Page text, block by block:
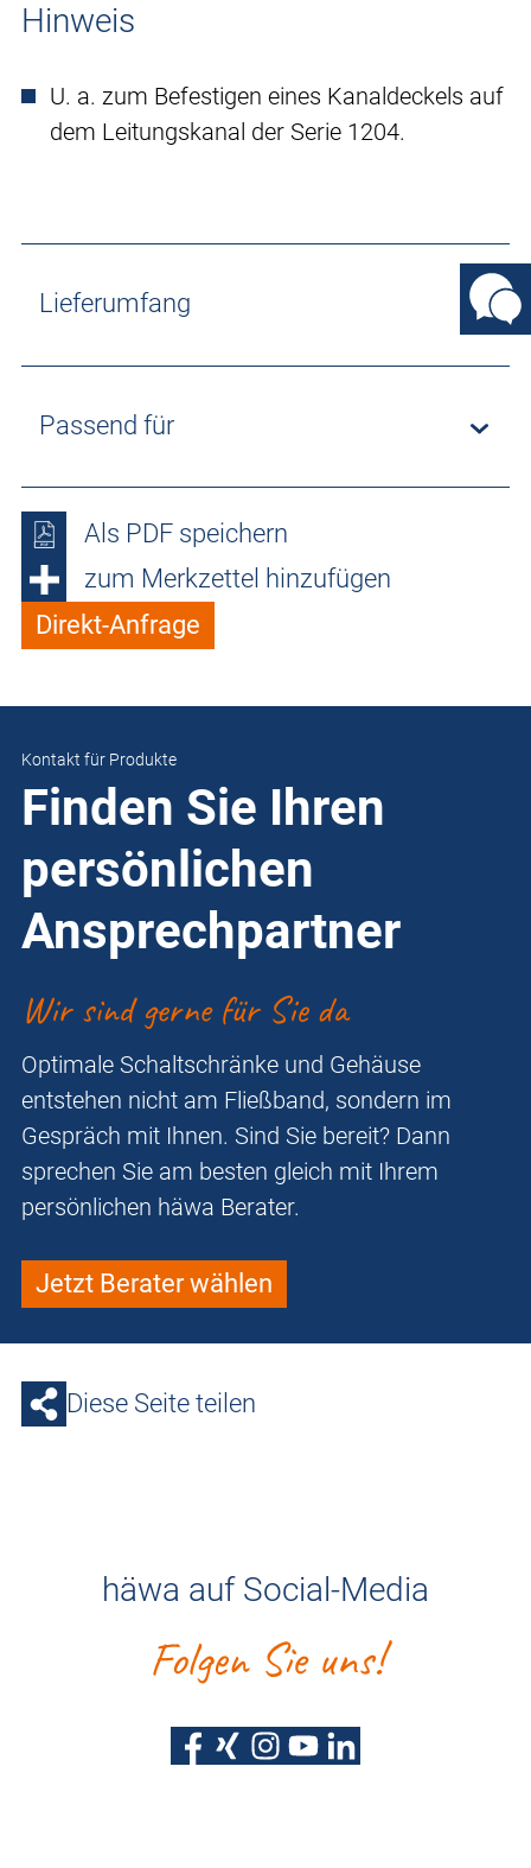
Hinweis
U. a. zum Befestigen eines Kanaldeckels auf
dem Leitungskanal der Serie 1204.
Lieferumfang
Passend für
Als PDF speichern
zum Merkzettel hinzufügen
Direkt-Anfrage
Kontakt für Produkte
Finden Sie Ihren
persönlichen
Ansprechpartner
Wir sind gerne für Sie da
Optimale Schaltschränke und Gehäuse
entstehen nicht am Fließband, sondern im
Gespräch mit Ihnen. Sind Sie bereit? Dann
sprechen Sie am besten gleich mit Ihrem
persönlichen häwa Berater.
Jetzt Berater wählen
Diese Seite teilen
häwa auf Social-Media
Folgen Sie uns!